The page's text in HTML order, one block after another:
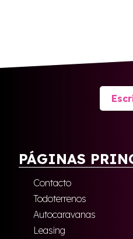
PÁGINAS
Contacto
Todoterrenos
Autocaravanas
Leasing